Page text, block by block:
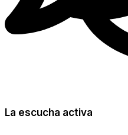
La escucha activa